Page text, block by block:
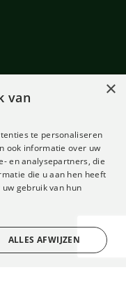
×
van
te personaliseren
ook informatie over uw
en analysepartners, die
die u aan hen heeft
gebruik van hun
ALLES AFWIJZEN